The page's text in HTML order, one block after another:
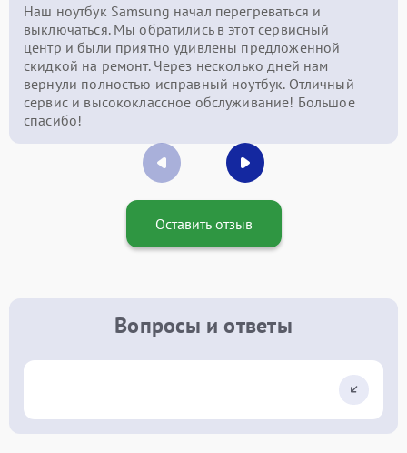
Наш ноутбук Samsung начал перегреваться и
выключаться. Мы обратились в этот сервисный
центр и были приятно удивлены предложенной
скидкой на ремонт. Через несколько дней нам
вернули полностью исправный ноутбук. Отличный
сервис и высококлассное обслуживание! Большое
спасибо!
Оставить отзыв
Вопросы и ответы